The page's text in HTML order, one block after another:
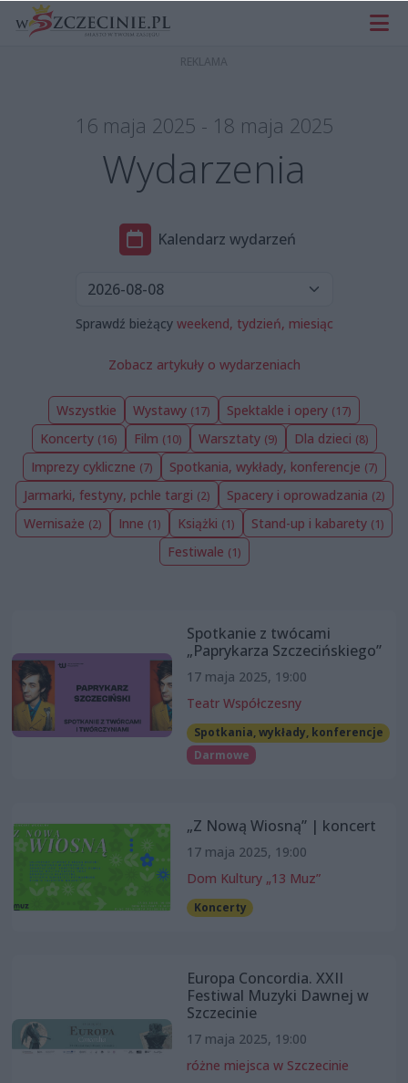
16 maja 2025 - 18 maja 2025
Wydarzenia
Kalendarz wydarzeń
Sprawdź bieżący weekend, tydzień, miesiąc
Zobacz artykuły o wydarzeniach
Wszystkie Wystawy (17) Spektakle i opery (17)
Koncerty (16) Film (10) Warsztaty (9) Dla dzieci (8)
Imprezy cykliczne (7) Spotkania, wykłady, konferencje (7)
Jarmarki, festyny, pchle targi (2) Spacery i oprowadzania (2)
Wernisaże (2) Inne (1) Książki (1) Stand-up i kabarety (1)
Festiwale (1)
Spotkanie z twócami
„Paprykarza Szczecińskiego”
17 maja 2025, 19:00
Teatr Współczesny
Spotkania, wykłady, konferencje
Darmowe
„Z Nową Wiosną” | koncert
17 maja 2025, 19:00
Dom Kultury „13 Muz”
Koncerty
Europa Concordia. XXII
Festiwal Muzyki Dawnej w
Szczecinie
17 maja 2025, 19:00
różne miejsca w Szczecinie